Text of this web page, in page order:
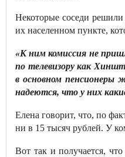
Некоторые соседи
их населенном пункте,
«К ним комиссия не
по телевизору как
в основном пенсионеры
надеются, что у них
Елена говорит, что, по
ни в 15 тысяч рублей. У
Вот так и получается,